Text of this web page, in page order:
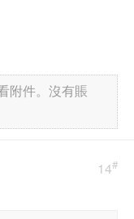
附件。沒有賬
14#